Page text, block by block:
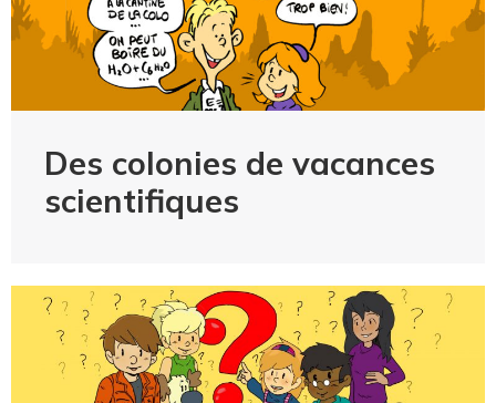
Des colonies de vacances
scientifiques